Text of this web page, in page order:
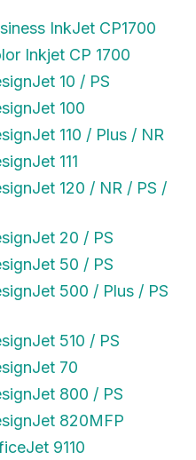
InkJet CP1700
Inkjet CP 1700
10 / PS
100
110 / Plus / NR
111
120 / NR / PS /
20 / PS
50 / PS
500 / Plus / PS
510 / PS
70
800 / PS
820MFP
9110